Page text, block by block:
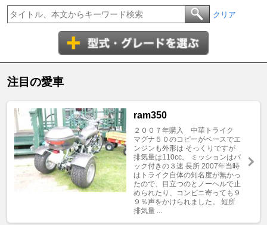
クリア
注目の愛車
ram350
２００７年購入 中華トライク
マグナ５０のコピーがベースでエ
ンジンも外形は そっくりですが
排気量は110cc。 ミッションはバ
ック付きの３速 長所 2007年当時
はトライク自体の知名度が無かっ
たので、目立つのとノーヘルで止
められたり、コンビニ寄っても９
９％声をかけられました。 短所
排気量 ...